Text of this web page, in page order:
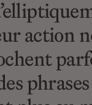
action